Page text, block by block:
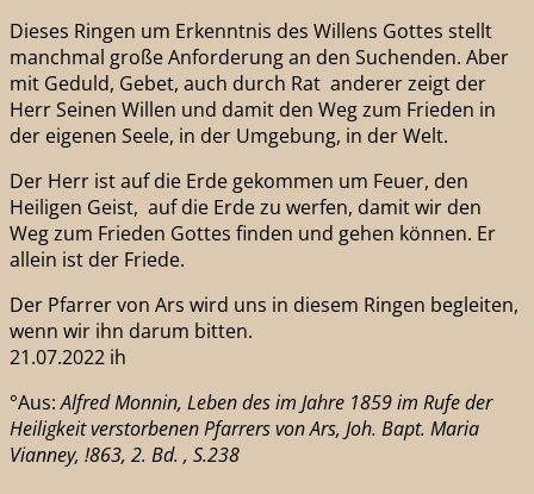
Dieses Ringen um Erkenntnis des Willens Gottes stellt
manchmal große Anforderung an den Suchenden. Aber
mit Geduld, Gebet, auch durch Rat anderer zeigt der
Herr Seinen Willen und damit den Weg zum Frieden in
der eigenen Seele, in der Umgebung, in der Welt.
Der Herr ist auf die Erde gekommen um Feuer, den
Heiligen Geist, auf die Erde zu werfen, damit wir den
Weg zum Frieden Gottes finden und gehen können. Er
allein ist der Friede.
Der Pfarrer von Ars wird uns in diesem Ringen begleiten,
wenn wir ihn darum bitten.
21.07.2022 ih
°Aus:Alfred Monnin, Leben des im Jahre 1859 im Rufe der
Heiligkeit verstorbenen Pfarrers von Ars, Joh. Bapt. Maria
Vianney, !863, 2. Bd. , S.238